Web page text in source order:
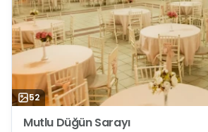
52
Mutlu Düğün Sarayı